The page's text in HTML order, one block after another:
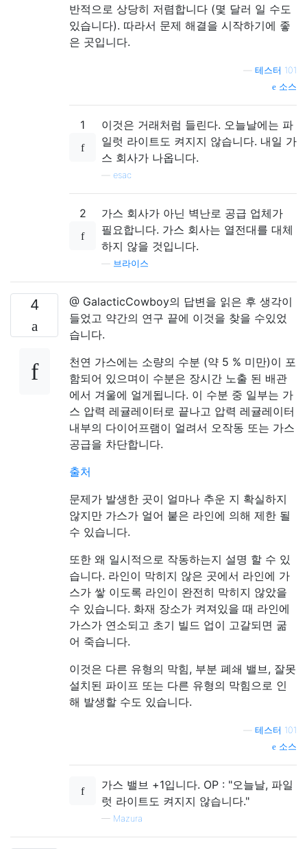
반적으로 상당히 저렴합니다 (몇 달러 일 수도
있습니다). 따라서 문제 해결을 시작하기에 좋
은 곳입니다.
테스터 101
소스
1
이것은 거래처럼 들린다. 오늘날에는 파
일럿 라이트도 켜지지 않습니다. 내일 가
스 회사가 나옵니다.
esac
2
가스 회사가 아닌 벽난로 공급 업체가
필요합니다. 가스 회사는 열전대를 대체
하지 않을 것입니다.
브라이스
4
@ GalacticCowboy의 답변을 읽은 후 생각이
들었고 약간의 연구 끝에 이것을 찾을 수있었
습니다.
천연 가스에는 소량의 수분 (약 5 % 미만)이 포
함되어 있으며이 수분은 장시간 노출 된 배관
에서 겨울에 얼게됩니다. 이 수분 중 일부는 가
스 압력 레귤레이터로 끝나고 압력 레귤레이터
내부의 다이어프램이 얼려서 오작동 또는 가스
공급을 차단합니다.
출처
문제가 발생한 곳이 얼마나 추운 지 확실하지
않지만 가스가 얼어 붙은 라인에 의해 제한 될
수 있습니다.
또한 왜 일시적으로 작동하는지 설명 할 수 있
습니다. 라인이 막히지 않은 곳에서 라인에 가
스가 쌓 이도록 라인이 완전히 막히지 않았을
수 있습니다. 화재 장소가 켜져있을 때 라인에
가스가 연소되고 초기 빌드 업이 고갈되면 굶
어 죽습니다.
이것은 다른 유형의 막힘, 부분 폐쇄 밸브, 잘못
설치된 파이프 또는 다른 유형의 막힘으로 인
해 발생할 수도 있습니다.
테스터 101
소스
가스 밸브 +1입니다. OP : "오늘날, 파일
럿 라이트도 켜지지 않습니다."
— Mazura